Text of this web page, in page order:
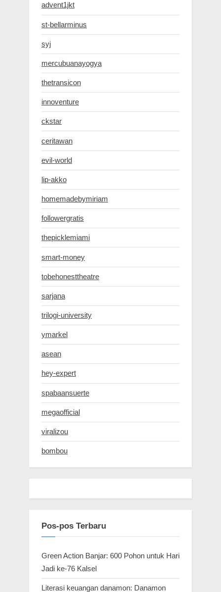
advent1jkt
st-bellarminus
syj
mercubuanayogya
thetransicon
innoventure
ckstar
ceritawan
evil-world
lip-akko
homemadebymiriam
followergratis
thepicklemiami
smart-money
tobehonesttheatre
sarjana
trilogi-university
ymarkel
asean
hey-expert
spabaansuerte
megaofficial
viralizou
bombou
Pos-pos Terbaru
Green Action Banjar: 600 Pohon untuk Hari
Jadi ke-76 Kalsel
Literasi keuangan danamon: Danamon